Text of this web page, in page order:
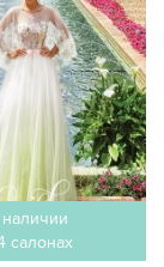
салонах